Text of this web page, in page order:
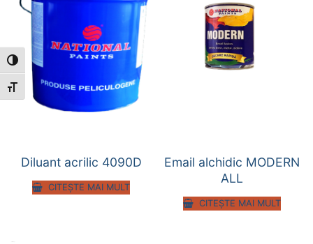
Toggle High Contrast
Toggle Font size
Diluant acrilic 4090D
CITEȘTE MAI MULT
Email alchidic MODERN
ALL
CITEȘTE MAI MULT